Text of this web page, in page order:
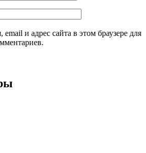
и адрес сайта в этом браузере для